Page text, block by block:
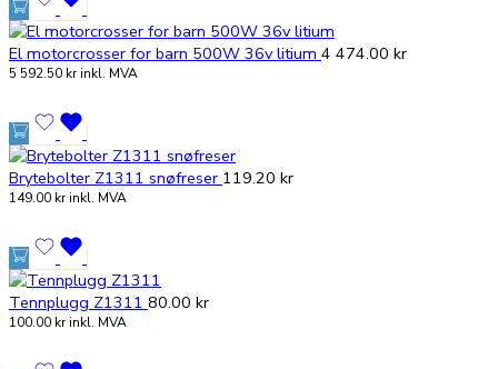
El motorcrosser for barn 500W 36v litium 4 474.00 kr
5 592.50 krinkl. MVA
Brytebolter Z1311 snøfreser 119.20 kr
149.00 krinkl. MVA
Tennplugg Z1311 80.00 kr
100.00 krinkl. MVA